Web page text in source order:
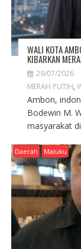
WALI KOTA
KIBARKAN
29/07/2026
MERAH PUTIH,
Ambon,
Bodewin M.
masyarakat
Daerah Maluku